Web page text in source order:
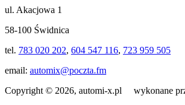
ul. Akacjowa 1
58-100 Świdnica
tel. 783 020 202, 604 547 116, 723 959 505
email: automix@poczta.fm
Copyright © 2026, automi-x.pl wykonane